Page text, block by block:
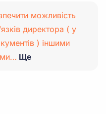
можливість
директора ( у
) іншими
Ще